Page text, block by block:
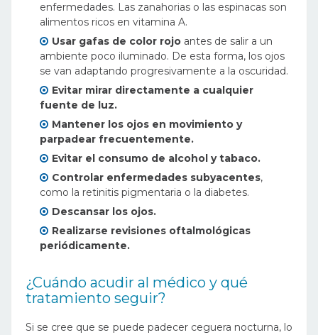
enfermedades. Las zanahorias o las espinacas son
alimentos ricos en vitamina A.
Usar gafas de color rojo antes de salir a un
ambiente poco iluminado. De esta forma, los ojos
se van adaptando progresivamente a la oscuridad.
Evitar mirar directamente a cualquier
fuente de luz.
Mantener los ojos en movimiento y
parpadear frecuentemente.
Evitar el consumo de alcohol y tabaco.
Controlar enfermedades subyacentes,
como la retinitis pigmentaria o la diabetes.
Descansar los ojos.
Realizarse revisiones oftalmológicas
periódicamente.
¿Cuándo acudir al médico y qué
tratamiento seguir?
Si se cree que se puede padecer ceguera nocturna, lo